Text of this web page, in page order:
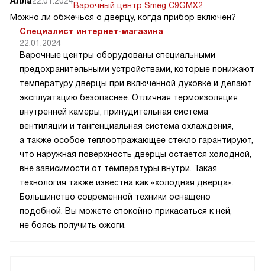
Варочный центр Smeg C9GMX2
Можно ли обжечься о дверцу, когда прибор включен?
Специалист интернет-магазина
22.01.2024
Варочные центры оборудованы специальными
предохранительными устройствами, которые понижают
температуру дверцы при включенной духовке и делают
эксплуатацию безопаснее. Отличная термоизоляция
внутренней камеры, принудительная система
вентиляции и тангенциальная система охлаждения,
а также особое теплоотражающее стекло гарантируют,
что наружная поверхность дверцы остается холодной,
вне зависимости от температуры внутри. Такая
технология также известна как «холодная дверца».
Большинство современной техники оснащено
подобной. Вы можете спокойно прикасаться к ней,
не боясь получить ожоги.